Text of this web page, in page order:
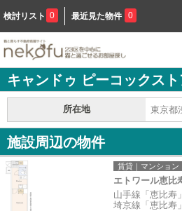
検討リスト 0 最近見た物件 0
キャンドゥ ピーコックス
所在地 東京都
施設周辺の物件
賃貸｜マンション
エトワール恵比
山手線「恵比寿
埼京線「恵比寿